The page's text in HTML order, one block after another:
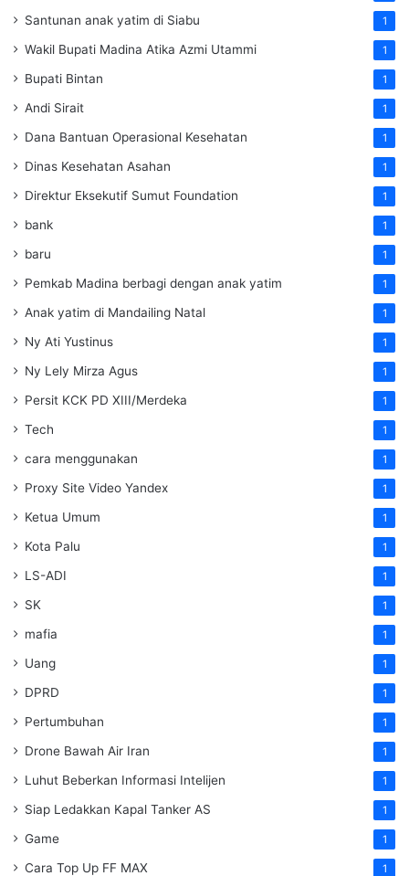
Santunan anak yatim di Siabu 1
Wakil Bupati Madina Atika Azmi Utammi 1
Bupati Bintan 1
Andi Sirait 1
Dana Bantuan Operasional Kesehatan 1
Dinas Kesehatan Asahan 1
Direktur Eksekutif Sumut Foundation 1
bank 1
baru 1
Pemkab Madina berbagi dengan anak yatim 1
Anak yatim di Mandailing Natal 1
Ny Ati Yustinus 1
Ny Lely Mirza Agus 1
Persit KCK PD XIII/Merdeka 1
Tech 1
cara menggunakan 1
Proxy Site Video Yandex 1
Ketua Umum 1
Kota Palu 1
LS-ADI 1
SK 1
mafia 1
Uang 1
DPRD 1
Pertumbuhan 1
Drone Bawah Air Iran 1
Luhut Beberkan Informasi Intelijen 1
Siap Ledakkan Kapal Tanker AS 1
Game 1
Cara Top Up FF MAX 1